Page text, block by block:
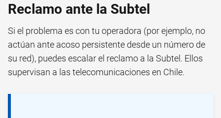
Reclamo ante la Subtel
Si el problema es con tu operadora (por ejemplo, no
actúan ante acoso persistente desde un número de
su red), puedes escalar el reclamo a la Subtel. Ellos
supervisan a las telecomunicaciones en Chile.